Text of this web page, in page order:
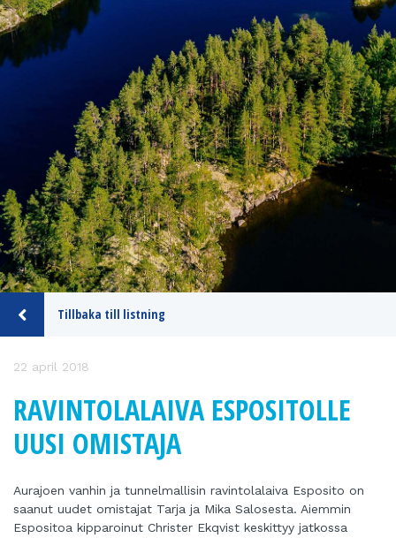
Tillbaka till listning
22 april 2018
RAVINTOLALAIVA ESPOSITOLLE
UUSI OMISTAJA
Aurajoen vanhin ja tunnelmallisin ravintolalaiva Esposito on
saanut uudet omistajat Tarja ja Mika Salosesta. Aiemmin
Espositoa kipparoinut Christer Ekqvist keskittyy jatkossa